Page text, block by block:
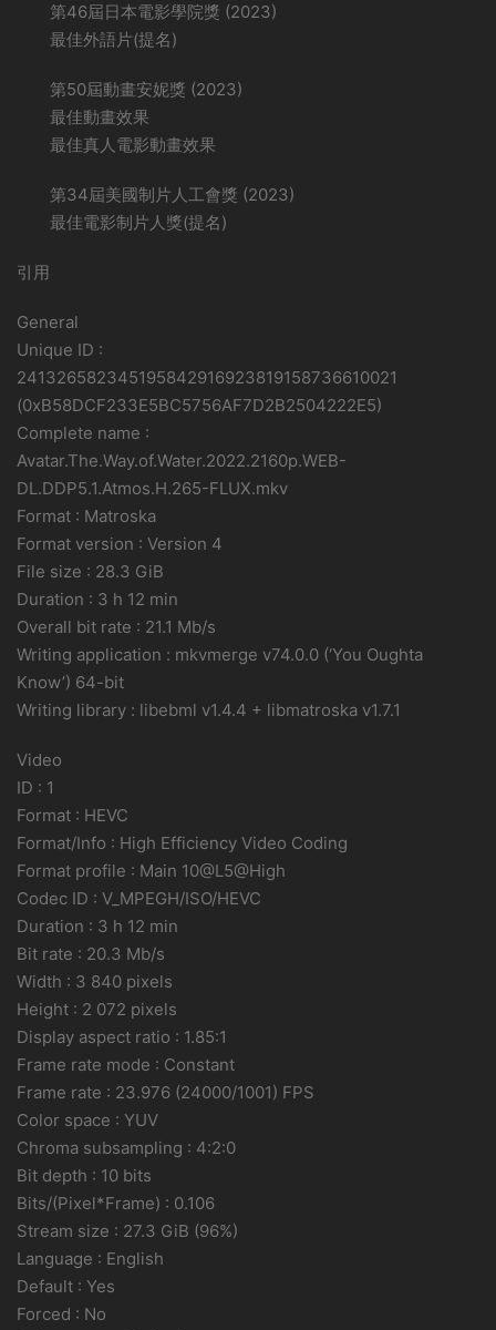
第46屆日本電影學院獎 (2023)
最佳外語片(提名)
第50屆動畫安妮獎 (2023)
最佳動畫效果
最佳真人電影動畫效果
第34屆美國制片人工會獎 (2023)
最佳電影制片人獎(提名)
引用
General
Unique ID :
241326582345195842916923819158736610021
(0xB58DCF233E5BC5756AF7D2B2504222E5)
Complete name :
Avatar.The.Way.of.Water.2022.2160p.WEB-
DL.DDP5.1.Atmos.H.265-FLUX.mkv
Format : Matroska
Format version : Version 4
File size : 28.3 GiB
Duration : 3 h 12 min
Overall bit rate : 21.1 Mb/s
Writing application : mkvmerge v74.0.0 (‘You Oughta
Know’) 64-bit
Writing library : libebml v1.4.4 + libmatroska v1.7.1
Video
ID : 1
Format : HEVC
Format/Info : High Efficiency Video Coding
Format profile : Main 10@L5@High
Codec ID : V_MPEGH/ISO/HEVC
Duration : 3 h 12 min
Bit rate : 20.3 Mb/s
Width : 3 840 pixels
Height : 2 072 pixels
Display aspect ratio : 1.85:1
Frame rate mode : Constant
Frame rate : 23.976 (24000/1001) FPS
Color space : YUV
Chroma subsampling : 4:2:0
Bit depth : 10 bits
Bits/(Pixel*Frame) : 0.106
Stream size : 27.3 GiB (96%)
Language : English
Default : Yes
Forced : No